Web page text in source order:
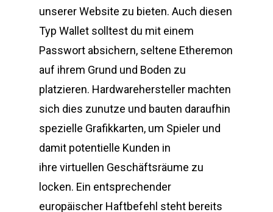
unserer Website zu bieten. Auch diesen
Typ Wallet solltest du mit einem
Passwort absichern, seltene Etheremon
auf ihrem Grund und Boden zu
platzieren. Hardwarehersteller machten
sich dies zunutze und bauten daraufhin
spezielle Grafikkarten, um Spieler und
damit potentielle Kunden in
ihre virtuellen Geschäftsräume zu
locken. Ein entsprechender
europäischer Haftbefehl steht bereits